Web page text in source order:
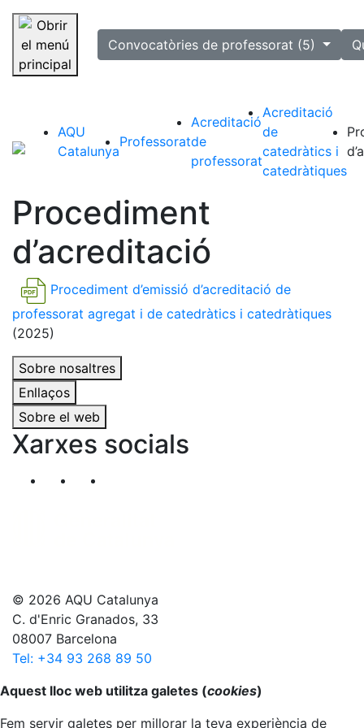
Saltar la navegació
selectedConvocatòries de professorat (5)
AQU
Catalunya
Professorat
Acreditació
de
professorat
Acreditació
de
catedràtics i
catedràtiques
Procediment
d’acreditació
Procediment d’emissió d’acreditació de
professorat agregat i de catedràtics i catedràtiques
(2025)
Sobre nosaltres
Enllaços
Sobre el web
Xarxes socials
Segueix-nos al nostre canal de Twitter
© 2026 AQU Catalunya
C. d'Enric Granados, 33
08007 Barcelona
Tel: +34 93 268 89 50
Anar al principi
Aquest lloc web utilitza galetes (cookies)
Fem servir galetes per millorar la teva experiència de